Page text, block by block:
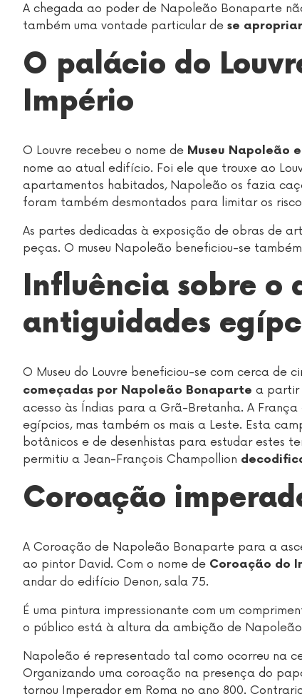
A chegada ao poder de Napoleão Bonaparte
também uma vontade particular de se
O palácio do
Império
O Louvre recebeu o nome de Museu Napoleão
nome ao atual edifício. Foi ele que trouxe ao
apartamentos habitados, Napoleão os fazia
foram também desmontados para limitar os
As partes dedicadas à exposição de obras de
peças. O museu Napoleão beneficiou-se
Influência sobre o
antiguidades
O Museu do Louvre beneficiou-se com cerca de
começadas por Napoleão Bonaparte a partir
acesso às Índias para a Grã-Bretanha. A
egípcios, mas também os mais a Leste. Esta
botânicos e de desenhistas para estudar estes
permitiu a Jean-François Champollion
Coroação
A Coroação de Napoleão Bonaparte para a
ao pintor David. Com o nome de Coroação do
andar do edifício Denon, sala 75.
É uma pintura impressionante com um
o público está à altura da ambição de
Napoleão é representado tal como ocorreu na
Organizando uma coroação na presença do
tornou Imperador em Roma no ano 800.